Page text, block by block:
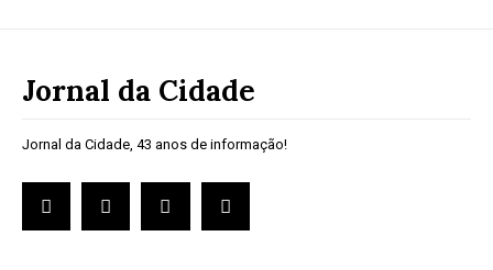
Jornal da Cidade
Jornal da Cidade, 43 anos de informação!